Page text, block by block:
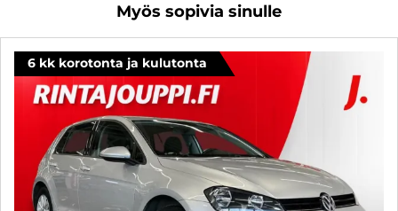
Myös sopivia sinulle
6 kk korotonta ja kulutonta